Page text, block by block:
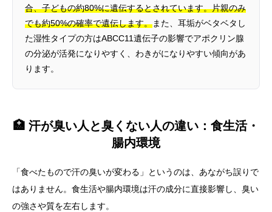
合、子どもの約80%に遺伝するとされています。片親のみ
でも約50%の確率で遺伝します。また、耳垢がベタベタし
た湿性タイプの方はABCC11遺伝子の影響でアポクリン腺
の分泌が活発になりやすく、わきがになりやすい傾向があ
ります。
🏥 汗が臭い人と臭くない人の違い：食生活・
腸内環境
「食べたもので汗の臭いが変わる」というのは、あながち誤りで
はありません。食生活や腸内環境は汗の成分に直接影響し、臭い
の強さや質を左右します。